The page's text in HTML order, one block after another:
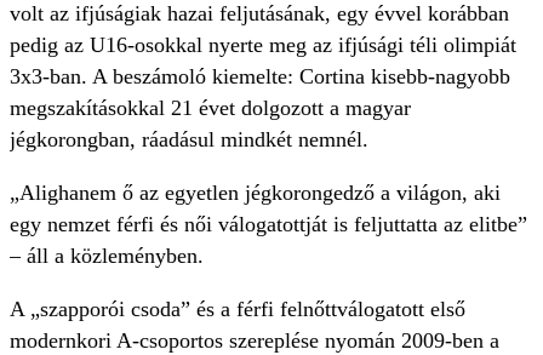
volt az ifjúságiak hazai feljutásának, egy évvel korábban
pedig az U16-osokkal nyerte meg az ifjúsági téli olimpiát
3x3-ban. A beszámoló kiemelte: Cortina kisebb-nagyobb
megszakításokkal 21 évet dolgozott a magyar
jégkorongban, ráadásul mindkét nemnél.
„Alighanem ő az egyetlen jégkorongedző a világon, aki
egy nemzet férfi és női válogatottját is feljuttatta az elitbe”
– áll a közleményben.
A „szapporói csoda” és a férfi felnőttválogatott első
modernkori A-csoportos szereplése nyomán 2009-ben a